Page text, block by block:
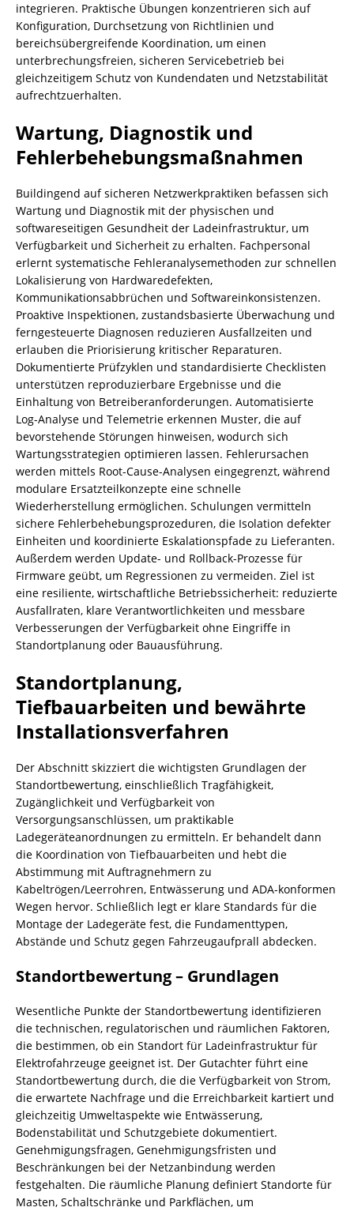
integrieren. Praktische Übungen konzentrieren sich auf
Konfiguration, Durchsetzung von Richtlinien und
bereichsübergreifende Koordination, um einen
unterbrechungsfreien, sicheren Servicebetrieb bei
gleichzeitigem Schutz von Kundendaten und Netzstabilität
aufrechtzuerhalten.
Wartung, Diagnostik und
Fehlerbehebungsmaßnahmen
Buildingend auf sicheren Netzwerkpraktiken befassen sich
Wartung und Diagnostik mit der physischen und
softwareseitigen Gesundheit der Ladeinfrastruktur, um
Verfügbarkeit und Sicherheit zu erhalten. Fachpersonal
erlernt systematische Fehleranalysemethoden zur schnellen
Lokalisierung von Hardwaredefekten,
Kommunikationsabbrüchen und Softwareinkonsistenzen.
Proaktive Inspektionen, zustandsbasierte Überwachung und
ferngesteuerte Diagnosen reduzieren Ausfallzeiten und
erlauben die Priorisierung kritischer Reparaturen.
Dokumentierte Prüfzyklen und standardisierte Checklisten
unterstützen reproduzierbare Ergebnisse und die
Einhaltung von Betreiberanforderungen. Automatisierte
Log-Analyse und Telemetrie erkennen Muster, die auf
bevorstehende Störungen hinweisen, wodurch sich
Wartungsstrategien optimieren lassen. Fehlerursachen
werden mittels Root-Cause-Analysen eingegrenzt, während
modulare Ersatzteilkonzepte eine schnelle
Wiederherstellung ermöglichen. Schulungen vermitteln
sichere Fehlerbehebungsprozeduren, die Isolation defekter
Einheiten und koordinierte Eskalationspfade zu Lieferanten.
Außerdem werden Update- und Rollback-Prozesse für
Firmware geübt, um Regressionen zu vermeiden. Ziel ist
eine resiliente, wirtschaftliche Betriebssicherheit: reduzierte
Ausfallraten, klare Verantwortlichkeiten und messbare
Verbesserungen der Verfügbarkeit ohne Eingriffe in
Standortplanung oder Bauausführung.
Standortplanung,
Tiefbauarbeiten und bewährte
Installationsverfahren
Der Abschnitt skizziert die wichtigsten Grundlagen der
Standortbewertung, einschließlich Tragfähigkeit,
Zugänglichkeit und Verfügbarkeit von
Versorgungsanschlüssen, um praktikable
Ladegeräteanordnungen zu ermitteln. Er behandelt dann
die Koordination von Tiefbauarbeiten und hebt die
Abstimmung mit Auftragnehmern zu
Kabeltrögen/Leerrohren, Entwässerung und ADA-konformen
Wegen hervor. Schließlich legt er klare Standards für die
Montage der Ladegeräte fest, die Fundamenttypen,
Abstände und Schutz gegen Fahrzeugaufprall abdecken.
Standortbewertung – Grundlagen
Wesentliche Punkte der Standortbewertung identifizieren
die technischen, regulatorischen und räumlichen Faktoren,
die bestimmen, ob ein Standort für Ladeinfrastruktur für
Elektrofahrzeuge geeignet ist. Der Gutachter führt eine
Standortbewertung durch, die die Verfügbarkeit von Strom,
die erwartete Nachfrage und die Erreichbarkeit kartiert und
gleichzeitig Umweltaspekte wie Entwässerung,
Bodenstabilität und Schutzgebiete dokumentiert.
Genehmigungsfragen, Genehmigungsfristen und
Beschränkungen bei der Netzanbindung werden
festgehalten. Die räumliche Planung definiert Standorte für
Masten, Schaltschränke und Parkflächen, um